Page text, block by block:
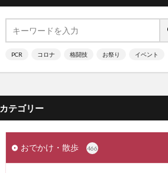
PCR コロナ 格闘技 お祭り イベント
カテゴリー
おでかけ・散歩 466